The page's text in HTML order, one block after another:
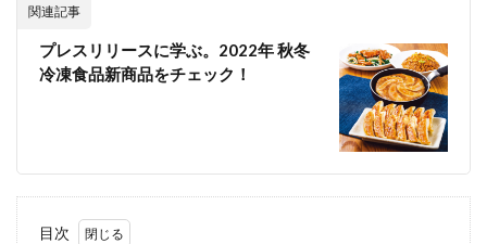
関連記事
プレスリリースに学ぶ。2022年 秋冬
冷凍食品新商品をチェック！
目次